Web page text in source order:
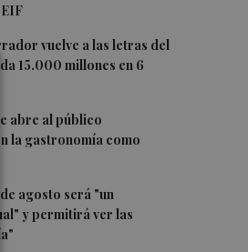
vuelve a las letras del
15.000 millones en 6
abre al público
la gastronomía como
agosto será "un
y permitirá ver las